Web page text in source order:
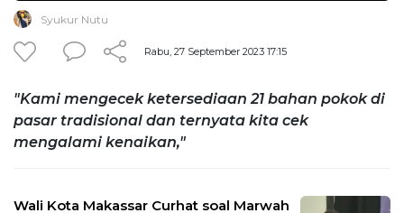
Syukur Nutu
Rabu, 27 September 2023 17:15
"Kami mengecek ketersediaan 21 bahan pokok di
pasar tradisional dan ternyata kita cek
mengalami kenaikan,"
Wali Kota Makassar Curhat soal Marwah